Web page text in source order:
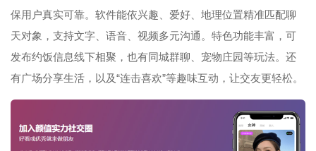
保用户真实可靠。软件能依兴趣、爱好、地理位置精准匹配聊
天对象，支持文字、语音、视频多元沟通。特色功能丰富，可
发布约饭信息线下相聚，也有同城群聊、宠物庄园等玩法。还
有广场分享生活，以及“连击喜欢”等趣味互动，让交友更轻松。